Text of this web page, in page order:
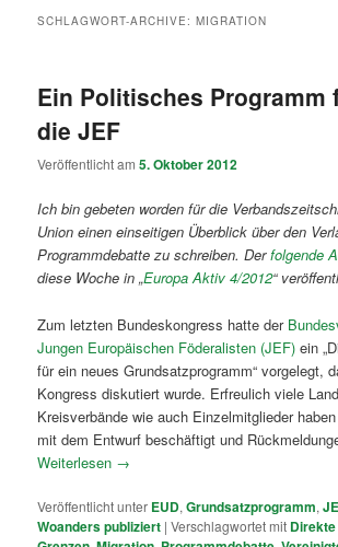
SCHLAGWORT-ARCHIVE:MIGRATION
Ein Politisches Programm
die JEF
Veröffentlicht am5. Oktober 2012
Ich bin gebeten worden für die
Union einen einseitigen Überblick über den
Programmdebatte zu schreiben. Derfolgende
diese Woche in „Europa Aktiv 4/2012“
Zum letzten Bundeskongress hatte der
Jungen Europäischen Föderalisten (JEF) ein
für ein neues Grundsatzprogramm“ vorgelegt,
Kongress diskutiert wurde. Erfreulich viele
Kreisverbände wie auch Einzelmitglieder
mit dem Entwurf beschäftigt und
Weiterlesen →
Veröffentlicht unter EUD,Grundsatzprogramm,
Woanders publiziert |Verschlagwortet mit